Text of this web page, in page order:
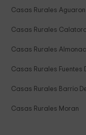
Casas Rurales Aguaron
Casas Rurales
Casas Rurales
Casas Rurales Fuentes
Casas Rurales Barrio
Casas Rurales Moran